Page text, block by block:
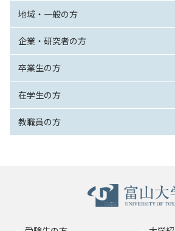
地域・一般の方
企業・研究者の方
卒業生の方
在学生の方
教職員の方